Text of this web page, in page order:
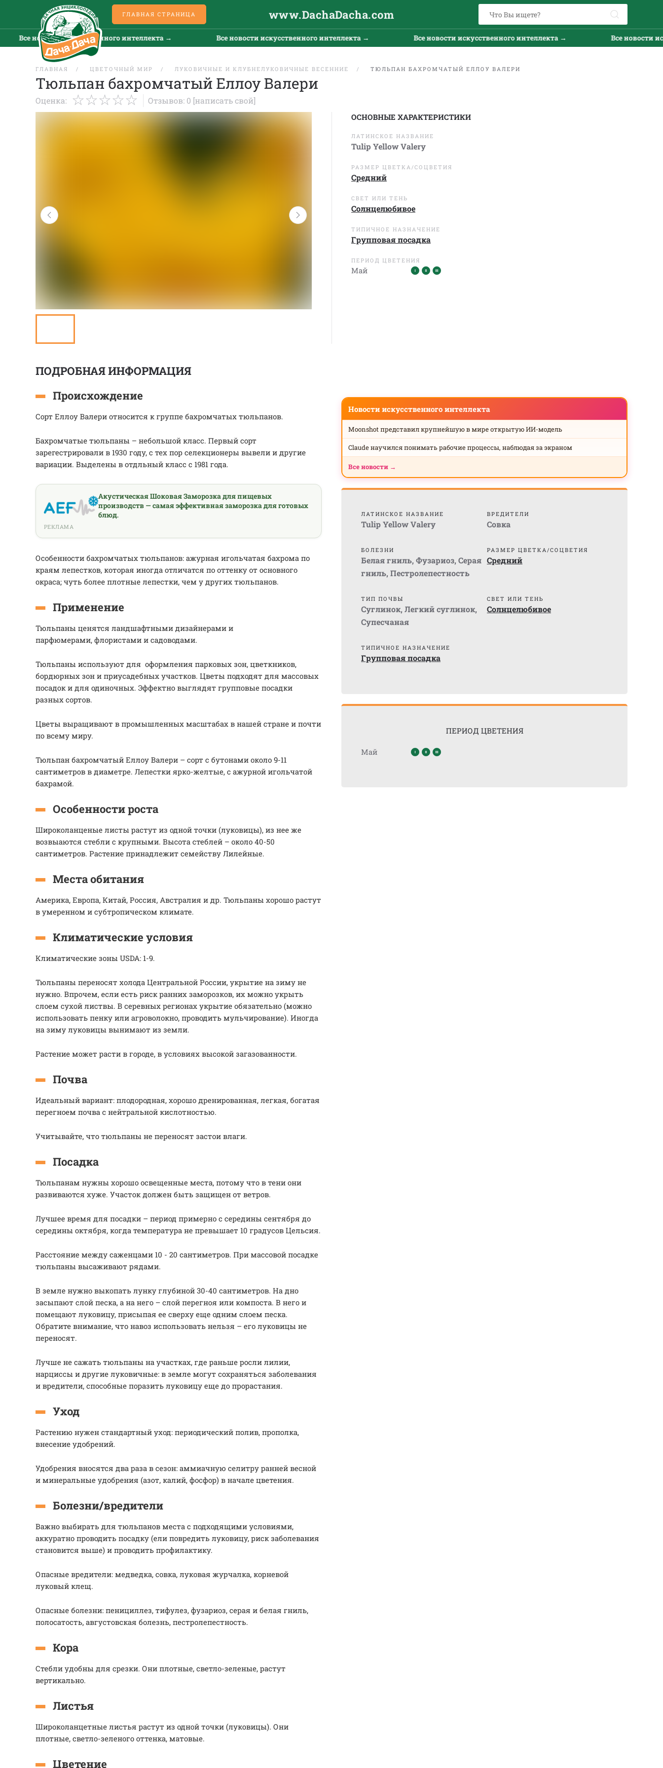
ГЛАВНАЯ СТРАНИЦА www.DachaDacha.com
новости искусственного интеллекта → Все новости искусственного интеллекта → Все новости искусственного интеллекта → Все новости
ГЛАВНАЯ ЦВЕТОЧНЫЙ МИР ЛУКОВИЧНЫЕ И КЛУБНЕЛУКОВИЧНЫЕ ВЕСЕННИЕ ТЮЛЬПАН БАХРОМЧАТЫЙ ЕЛЛОУ ВАЛЕРИ
Тюльпан бахромчатый Еллоу Валери
Оценка: Отзывов: 0 [написать свой]
ОСНОВНЫЕ ХАРАКТЕРИСТИКИ
ЛАТИНСКОЕ НАЗВАНИЕ
Tulip Yellow Valery
РАЗМЕР ЦВЕТКА/СОЦВЕТИЯ
Средний
СВЕТ ИЛИ ТЕНЬ
Солнцелюбивое
ТИПИЧНОЕ НАЗНАЧЕНИЕ
Групповая посадка
ПЕРИОД ЦВЕТЕНИЯ
Май
ПОДРОБНАЯ ИНФОРМАЦИЯ
Происхождение
Сорт Еллоу Валери относится к группе бахромчатых тюльпанов.
Бахромчатые тюльпаны – небольшой класс. Первый сорт
зарегестрировали в 1930 году, с тех пор селекционеры вывели и другие
вариации. Выделены в отдльный класс с 1981 года.
Акустическая Шоковая Заморозка для пищевых
производств — самая эффективная заморозка для готовых
блюд.
РЕКЛАМА
Особенности бахромчатых тюльпанов: ажурная игольчатая бахрома по
краям лепестков, которая иногда отличатся по оттенку от основного
окраса; чуть более плотные лепестки, чем у других тюльпанов.
Применение
Тюльпаны ценятся ландшафтными дизайнерами и
парфюмерами, флористами и садоводами.
Тюльпаны используют для оформления парковых зон, цветкников,
бордюрных зон и приусадебных участков. Цветы подходят для массовых
посадок и для одиночных. Эффектно выглядят групповые посадки
разных сортов.
Цветы выращивают в промышленных масштабах в нашей стране и почти
по всему миру.
Тюльпан бахромчатый Еллоу Валери – сорт с бутонами около 9-11
сантиметров в диаметре. Лепестки ярко-желтые, с ажурной игольчатой
бахрамой.
Особенности роста
Широколанценые листы растут из одной точки (луковицы), из нее же
возвыаются стебли с крупными. Высота стеблей – около 40-50
сантиметров. Растение принадлежит семейству Лилейные.
Места обитания
Америка, Европа, Китай, Россия, Австралия и др. Тюльпаны хорошо растут
в умеренном и субтропическом климате.
Климатические условия
Климатические зоны USDA: 1-9.
Тюльпаны переносят холода Центральной России, укрытие на зиму не
нужно. Впрочем, если есть риск ранних заморозков, их можно укрыть
слоем сухой листвы. В серевных регионах укрытие обязательно (можно
использовать пенку или агроволокно, проводить мульчирование). Иногда
на зиму луковицы вынимают из земли.
Растение может расти в городе, в условиях высокой загазованности.
Почва
Идеальный вариант: плодородная, хорошо дренированная, легкая, богатая
перегноем почва с нейтральной кислотностью.
Учитывайте, что тюльпаны не переносят застои влаги.
Посадка
Тюльпанам нужны хорошо освещенные места, потому что в тени они
развиваются хуже. Участок должен быть защищен от ветров.
Лучшее время для посадки – период примерно с середины сентября до
середины октября, когда температура не превышает 10 градусов Цельсия.
Расстояние между саженцами 10 - 20 сантиметров. При массовой посадке
тюльпаны высаживают рядами.
В земле нужно выкопать лунку глубиной 30-40 сантиметров. На дно
засыпают слой песка, а на него – слой перегноя или компоста. В него и
помещают луковицу, присыпая ее сверху еще одним слоем песка.
Обратите внимание, что навоз использовать нельзя – его луковицы не
переносят.
Лучше не сажать тюльпаны на участках, где раньше росли лилии,
нарциссы и другие луковичные: в земле могут сохраняться заболевания
и вредители, способные поразить луковицу еще до прорастания.
Уход
Растению нужен стандартный уход: периодический полив, прополка,
внесение удобрений.
Удобрения вносятся два раза в сезон: аммиачную селитру ранней весной
и минеральные удобрения (азот, калий, фосфор) в начале цветения.
Болезни/вредители
Важно выбирать для тюльпанов места с подходящими условиями,
аккуратно проводить посадку (ели повредить луковицу, риск заболевания
становится выше) и проводить профилактику.
Опасные вредители: медведка, совка, луковая журчалка, корневой
луковый клещ.
Опасные болезни: пенициллез, тифулез, фузариоз, серая и белая гниль,
полосатость, августовская болезнь, пестролепестность.
Кора
Стебли удобны для срезки. Они плотные, светло-зеленые, растут
вертикально.
Листья
Широколанцетные листья растут из одной точки (луковицы). Они
плотные, светло-зеленого оттенка, матовые.
Цветение
Новости искусственного интеллекта
Moonshot представил крупнейшую в мире открытую ИИ-модель
Claude научился понимать рабочие процессы, наблюдая за экраном
Все новости →
ЛАТИНСКОЕ НАЗВАНИЕ
Tulip Yellow Valery
ВРЕДИТЕЛИ
Совка
БОЛЕЗНИ
Белая гниль, Фузариоз, Серая
гниль, Пестролепестность
РАЗМЕР ЦВЕТКА/СОЦВЕТИЯ
Средний
ТИП ПОЧВЫ
Суглинок, Легкий суглинок,
Супесчаная
СВЕТ ИЛИ ТЕНЬ
Солнцелюбивое
ТИПИЧНОЕ НАЗНАЧЕНИЕ
Групповая посадка
ПЕРИОД ЦВЕТЕНИЯ
Май